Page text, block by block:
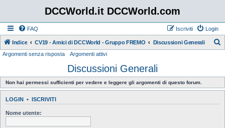
DCCWorld.it DCCWorld.com
FAQ Login
Iscriviti
Indice CV19 - Amici di DCCWorld - Gruppo FREMO Discussioni Generali
c
a
Argomenti senza risposta Argomenti attivi
Discussioni Generali
Non hai permessi sufficienti per vedere e leggere gli argomenti di questo forum.
LOGIN • ISCRIVITI
Nome utente: